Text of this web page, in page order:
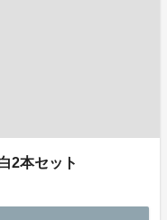
2本セット